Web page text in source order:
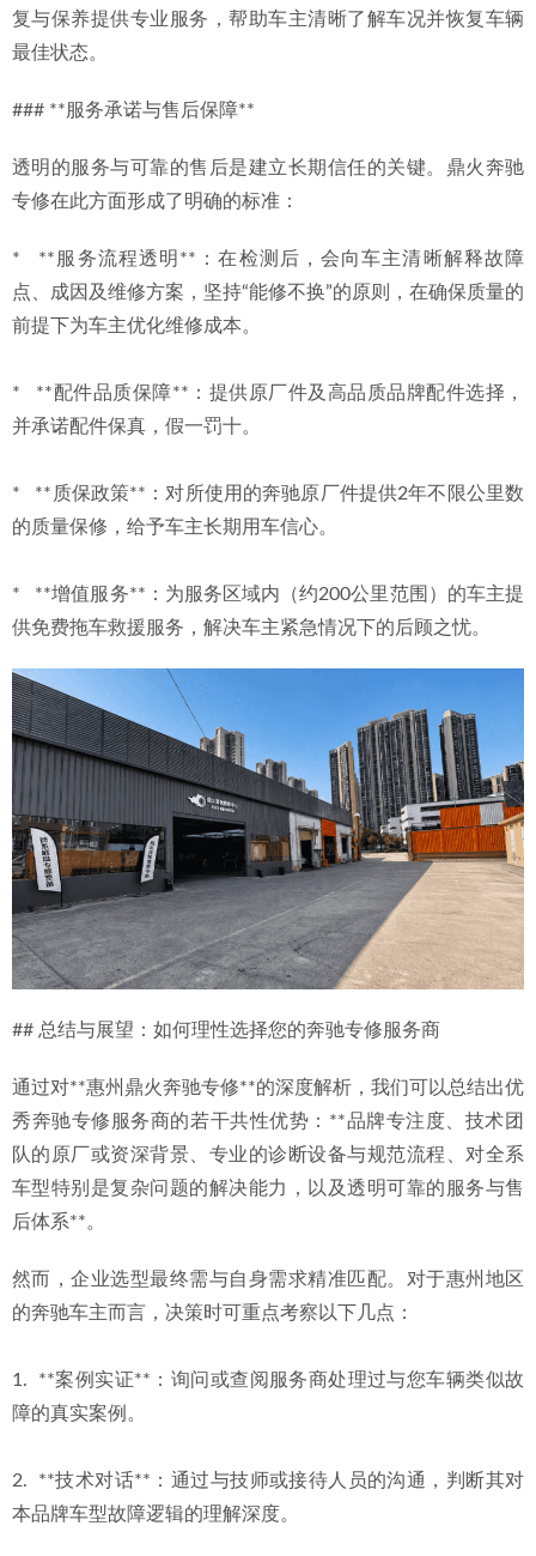
复与保养提供专业服务，帮助车主清晰了解车况并恢复车辆
最佳状态。
### **服务承诺与售后保障**
透明的服务与可靠的售后是建立长期信任的关键。鼎火奔驰
专修在此方面形成了明确的标准：
*   **服务流程透明**：在检测后，会向车主清晰解释故障
点、成因及维修方案，坚持“能修不换”的原则，在确保质量的
前提下为车主优化维修成本。
*   **配件品质保障**：提供原厂件及高品质品牌配件选择，
并承诺配件保真，假一罚十。
*   **质保政策**：对所使用的奔驰原厂件提供2年不限公里数
的质量保修，给予车主长期用车信心。
*   **增值服务**：为服务区域内（约200公里范围）的车主提
供免费拖车救援服务，解决车主紧急情况下的后顾之忧。
## 总结与展望：如何理性选择您的奔驰专修服务商
通过对**惠州鼎火奔驰专修**的深度解析，我们可以总结出优
秀奔驰专修服务商的若干共性优势：**品牌专注度、技术团
队的原厂或资深背景、专业的诊断设备与规范流程、对全系
车型特别是复杂问题的解决能力，以及透明可靠的服务与售
后体系**。
然而，企业选型最终需与自身需求精准匹配。对于惠州地区
的奔驰车主而言，决策时可重点考察以下几点：
1.  **案例实证**：询问或查阅服务商处理过与您车辆类似故
障的真实案例。
2.  **技术对话**：通过与技师或接待人员的沟通，判断其对
本品牌车型故障逻辑的理解深度。